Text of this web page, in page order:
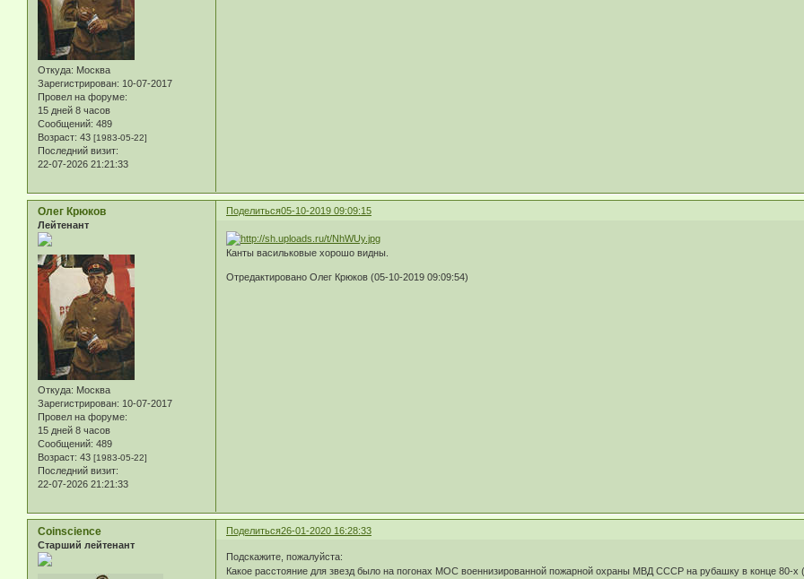
Откуда: Москва
Зарегистрирован: 10-07-2017
Провел на форуме:
15 дней 8 часов
Сообщений: 489
Возраст: 43 [1983-05-22]
Последний визит:
22-07-2026 21:21:33
Поделиться05-10-2019 09:09:15
Олег Крюков
Лейтенант
Откуда: Москва
Зарегистрирован: 10-07-2017
Провел на форуме:
15 дней 8 часов
Сообщений: 489
Возраст: 43 [1983-05-22]
Последний визит:
22-07-2026 21:21:33
Канты васильковые хорошо видны.
Отредактировано Олег Крюков (05-10-2019 09:09:54)
Поделиться26-01-2020 16:28:33
Coinscience
Старший лейтенант
Подскажите, пожалуйста:
Какое расстояние для звезд было на погонах МОС военнизированной пожарной охраны МВД СССР на рубашку в конце